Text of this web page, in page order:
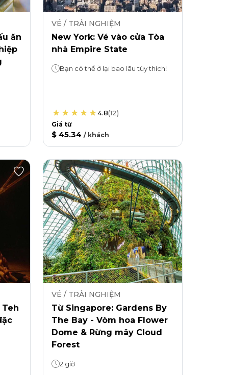
ăn
VÉ / TRẢI NGHIỆM
New York: Vé vào cửa Tòa
nhà Empire State
Bạn có thể ở lại bao lâu tùy thích!
4.8(12)
Giá từ
$ 45.34 / khách
VÉ / TRẢI NGHIỆM
Từ Singapore: Gardens By
The Bay - Vòm hoa Flower
Dome & Rừng mây Cloud
Forest
2 giờ